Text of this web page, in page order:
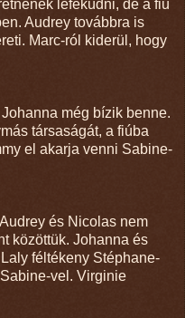
lefeküdni, de a fiú
Audrey továbbra is
Marc-ról kiderül, hogy
még bízik benne.
társaságát, a fiúba
el akarja venni Sabine-
és Nicolas nem
közöttük. Johanna és
féltékeny Stéphane-
vel. Virginie